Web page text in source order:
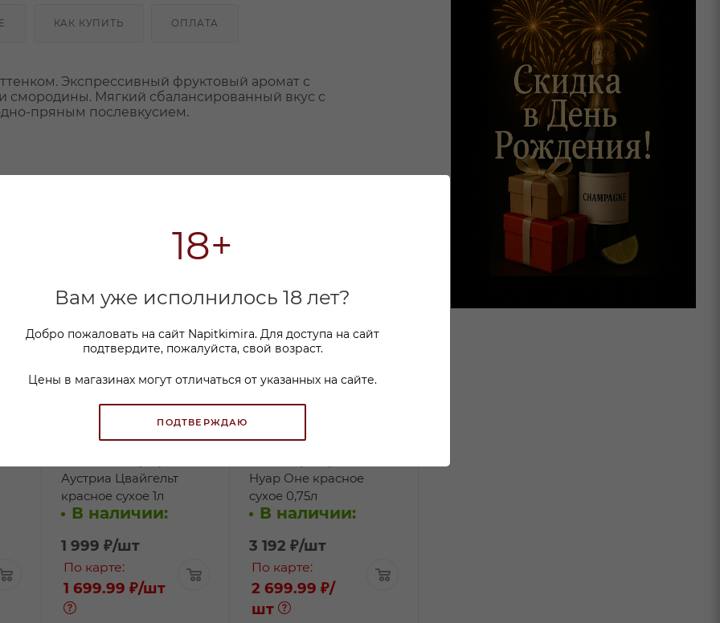
18+
Вам уже исполнилось 18 лет?
Добро пожаловать на сайт Napitkimira. Для доступа на сайт
подтвердите, пожалуйста, свой возраст.
Цены в магазинах могут отличаться от указанных на сайте.
ПОДТВЕРЖДАЮ
КАК КУПИТЬ ОПЛАТА
Экспрессивный фруктовый аромат с
Мягкий сбалансированный вкус с
пряным послевкусием.
Аустриа Цвайгельт
красное сухое 1л
В наличии:
1 999 ₽/шт
По карте:
1 699.99 ₽/шт
Нуар Оне красное
сухое 0,75л
В наличии:
3 192 ₽/шт
По карте:
2 699.99 ₽/
шт
Вино Рид Фабиан